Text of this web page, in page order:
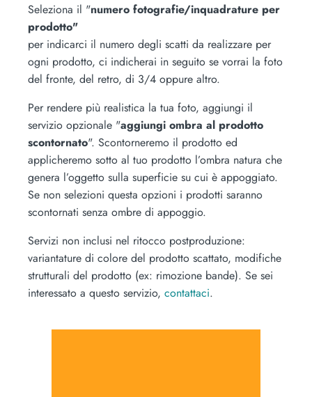
Seleziona il "numero fotografie/inquadrature per
prodotto"
per indicarci il numero degli scatti da realizzare per
ogni prodotto, ci indicherai in seguito se vorrai la foto
del fronte, del retro, di 3/4 oppure altro.
Per rendere più realistica la tua foto, aggiungi il
servizio opzionale "aggiungi ombra al prodotto
scontornato". Scontorneremo il prodotto ed
applicheremo sotto al tuo prodotto l’ombra natura che
genera l’oggetto sulla superficie su cui è appoggiato.
Se non selezioni questa opzioni i prodotti saranno
scontornati senza ombre di appoggio.
Servizi non inclusi nel ritocco postproduzione:
variantature di colore del prodotto scattato, modifiche
strutturali del prodotto (ex: rimozione bande). Se sei
interessato a questo servizio, contattaci.